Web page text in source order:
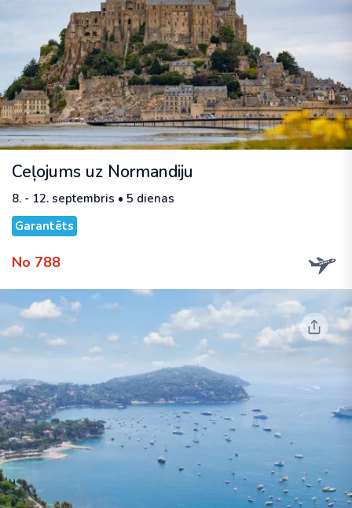
Ceļojums uz Normandiju
8. - 12. septembris • 5 dienas
Garantēts
No 788